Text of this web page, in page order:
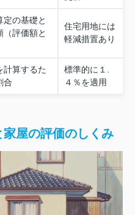
定の基礎と
（評価額と
住宅用地には
軽減措置あり
計算するた
合
標準的に１.
４％を適用
屋の評価のしくみ